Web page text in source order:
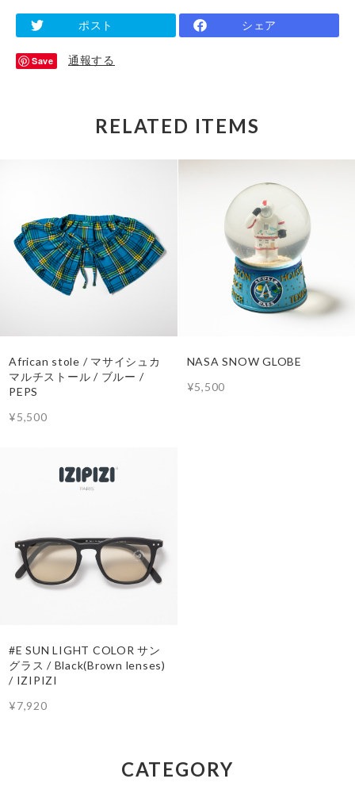
ポスト シェア
Save 通報する
RELATED ITEMS
African stole / マサイシュカ
マルチストール / ブルー /
PEPS
¥5,500
NASA SNOW GLOBE
¥5,500
#E SUN LIGHT COLOR サン
グラス / Black(Brown lenses)
/ IZIPIZI
¥7,920
CATEGORY